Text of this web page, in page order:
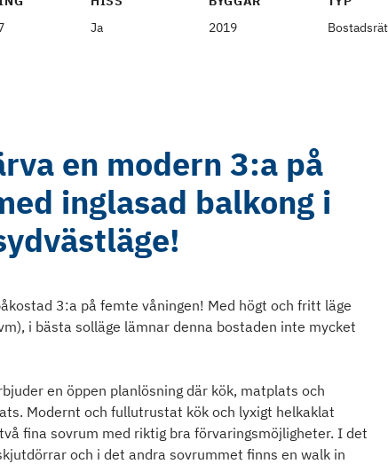
Ja
2019
en modern 3:a på
inglasad balkong i
3:a på femte våningen! Med högt och fritt läge
i bästa solläge lämnar denna bostaden inte mycket
en öppen planlösning där kök, matplats och
Modernt och fullutrustat kök och lyxigt helkaklat
fina sovrum med riktig bra förvaringsmöjligheter. I det
och i det andra sovrummet finns en walk in